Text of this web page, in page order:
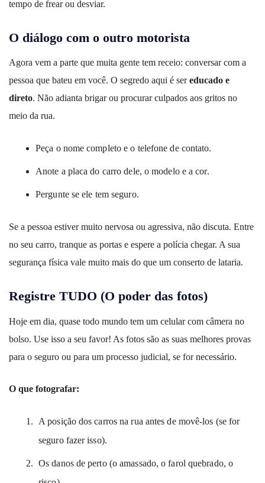
tempo de frear ou desviar.
O diálogo com o outro motorista
Agora vem a parte que muita gente tem receio: conversar com a
pessoa que bateu em você. O segredo aqui é sereducado e
direto. Não adianta brigar ou procurar culpados aos gritos no
meio da rua.
Peça o nome completo e o telefone de contato.
Anote a placa do carro dele, o modelo e a cor.
Pergunte se ele tem seguro.
Se a pessoa estiver muito nervosa ou agressiva, não discuta. Entre
no seu carro, tranque as portas e espere a polícia chegar. A sua
segurança física vale muito mais do que um conserto de lataria.
Registre TUDO (O poder das fotos)
Hoje em dia, quase todo mundo tem um celular com câmera no
bolso. Use isso a seu favor! As fotos são as suas melhores provas
para o seguro ou para um processo judicial, se for necessário.
O que fotografar:
A posição dos carros na rua antes de movê-los (se for
seguro fazer isso).
Os danos de perto (o amassado, o farol quebrado, o